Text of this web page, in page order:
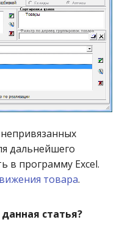
дальнейшего
в программу Excel.
товара.
статья?